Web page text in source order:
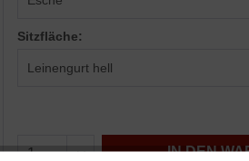
Sitzfläche:
IN DEN